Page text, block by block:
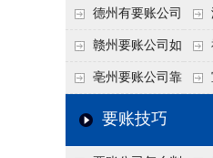
人的连带责任怎么追 什
口太多？2026年这3
句反问话术，直接把
他后路堵死
何
26
结！
德州有要账公司
吗？如何合法讨债才
不沾风险？
还？
赣州要账公司如
何有效讨债？合法追
债四步秘籍
么
亳州要账公司靠
谱吗？合法讨债四步
要账技巧